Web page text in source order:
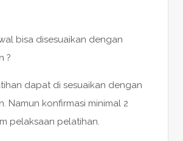
bisa disesuaikan dengan
?
dapat di sesuaikan dengan
Namun konfirmasi minimal 2
pelaksaan pelatihan.